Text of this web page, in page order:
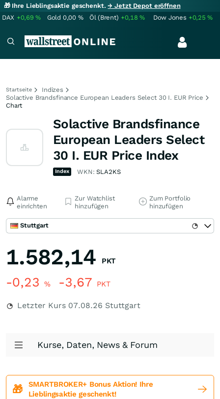
🎁 Ihre Lieblingsaktie geschenkt.→ Jetzt Depot eröffnen
DAX +0,69% Gold 0,00 % Öl (Brent) +0,18% Dow Jones +0,25%
Startseite
Indizes
Solactive Brandsfinance European Leaders Select 30 I. EUR Price
Chart
Solactive Brandsfinance
European Leaders Select
30 I. EUR Price Index
Index WKN:SLA2KS
Alarme
einrichten
Zur Watchlist
hinzufügen
Zum Portfolio
hinzufügen
Stuttgart
1.582,14 PKT
-0,23 % -3,67 PKT
Letzter Kurs 07.08.26 Stuttgart
Kurse, Daten, News & Forum
🎁
SMARTBROKER+ Bonus Aktion! Ihre
Lieblingsaktie geschenkt!